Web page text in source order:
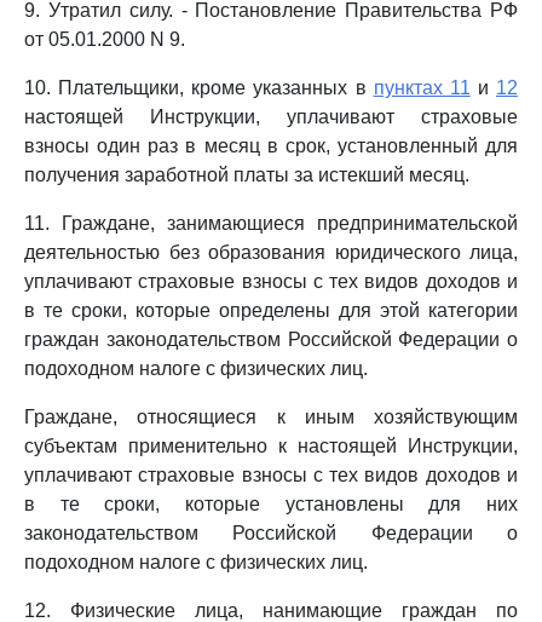
9. Утратил силу. - Постановление Правительства РФ
от 05.01.2000 N 9.
10. Плательщики, кроме указанных в пунктах 11 и 12
настоящей Инструкции, уплачивают страховые
взносы один раз в месяц в срок, установленный для
получения заработной платы за истекший месяц.
11. Граждане, занимающиеся предпринимательской
деятельностью без образования юридического лица,
уплачивают страховые взносы с тех видов доходов и
в те сроки, которые определены для этой категории
граждан законодательством Российской Федерации о
подоходном налоге с физических лиц.
Граждане, относящиеся к иным хозяйствующим
субъектам применительно к настоящей Инструкции,
уплачивают страховые взносы с тех видов доходов и
в те сроки, которые установлены для них
законодательством Российской Федерации о
подоходном налоге с физических лиц.
12. Физические лица, нанимающие граждан по